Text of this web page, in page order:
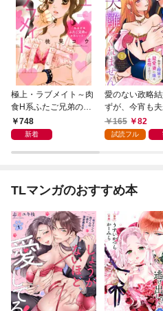
極上・ラブメイト～肉
食H系ふたご兄弟のお
気にいり～
748
新着
愛のない政略
ずが、今宵も夫
てくれません～
将軍は最愛妻
165 82
試読フル
TLマンガのおすすめ本